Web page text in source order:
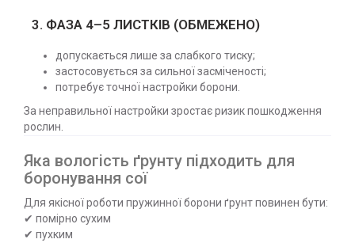
3. ФАЗА 4–5 ЛИСТКІВ (ОБМЕЖЕНО)
допускається лише за слабкого тиску;
застосовується за сильної засміченості;
потребує точної настройки борони.
За неправильної настройки зростає ризик пошкодження
рослин.
Яка вологість ґрунту підходить для
боронування сої
Для якісної роботи пружинної борони ґрунт повинен бути:
✔ помірно сухим
✔ пухким